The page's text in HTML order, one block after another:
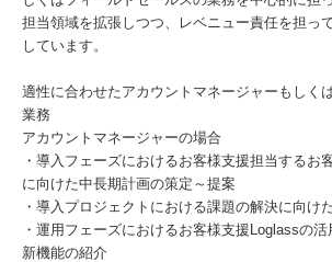
担当領域を拡張しつつ、レベニュー責任を担っ
しています。
適性に合わせたアカウントマネージャーもしく
業務
アカウントマネージャーの場合
・導入フェーズにおけるお客様支援担当するお
に向けた中長期計画の策定～提案
・導入プロジェクトにおける課題の解決に向け
・運用フェーズにおけるお客様支援Loglassの活
新機能の紹介